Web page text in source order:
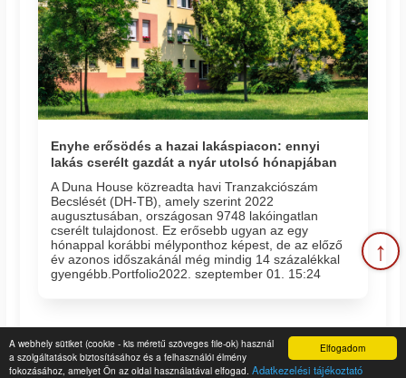
Elfogadom
A webhely sütiket (cookie - kis méretű szöveges file-ok) használ
a szolgáltatások biztosításához és a felhasználói élmény
fokozásához, amelyet Ön az oldal használatával elfogad. Adatkezelési tájékoztató
Enyhe erősödés a hazai lakáspiacon: ennyi
lakás cserélt gazdát a nyár utolsó hónapjában
A Duna House közreadta havi Tranzakciószám
Becslését (DH-TB), amely szerint 2022
augusztusában, országosan 9748 lakóingatlan
cserélt tulajdonost. Ez erősebb ugyan az egy
hónappal korábbi mélyponthoz képest, de az előző
év azonos időszakánál még mindig 14 százalékkal
gyengébb.Portfolio2022. szeptember 01. 15:24
↑